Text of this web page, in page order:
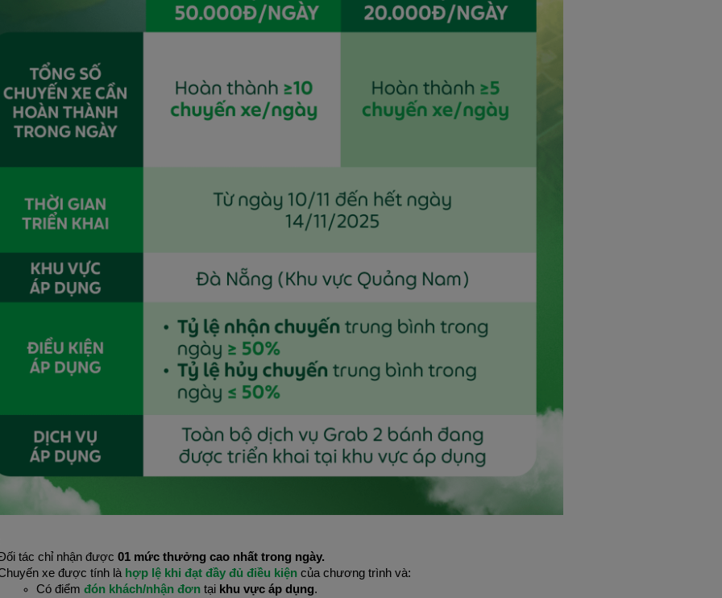
tác chỉ nhận được 01 mức thưởng cao nhất trong ngày.
xe được tính là hợp lệ khi đạt đầy đủ điều kiện của chương trình và:
Có điểm đón khách/nhận đơn tại khu vực áp dụng.